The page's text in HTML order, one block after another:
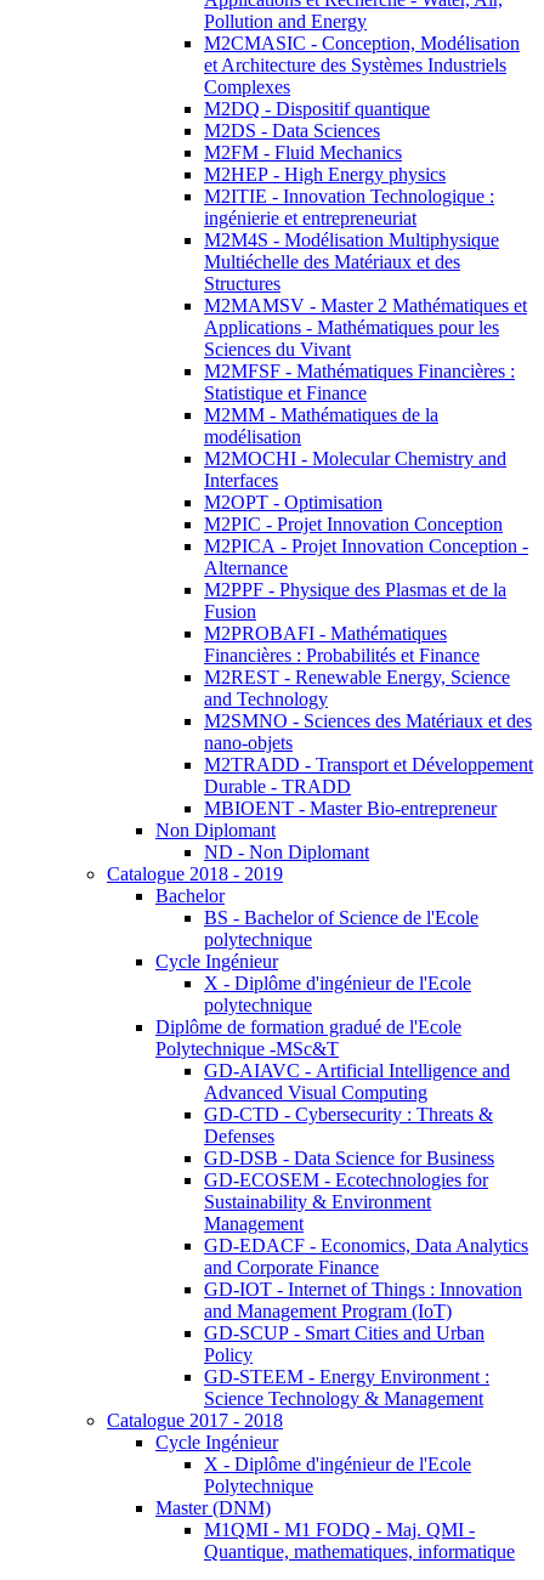
Pollution and Energy
M2CMASIC - Conception, Modélisation
et Architecture des Systèmes Industriels
Complexes
M2DQ - Dispositif quantique
M2DS - Data Sciences
M2FM - Fluid Mechanics
M2HEP - High Energy physics
M2ITIE - Innovation Technologique :
ingénierie et entrepreneuriat
M2M4S - Modélisation Multiphysique
Multiéchelle des Matériaux et des
Structures
M2MAMSV - Master 2 Mathématiques et
Applications - Mathématiques pour les
Sciences du Vivant
M2MFSF - Mathématiques Financières :
Statistique et Finance
M2MM - Mathématiques de la
modélisation
M2MOCHI - Molecular Chemistry and
Interfaces
M2OPT - Optimisation
M2PIC - Projet Innovation Conception
M2PICA - Projet Innovation Conception -
Alternance
M2PPF - Physique des Plasmas et de la
Fusion
M2PROBAFI - Mathématiques
Financières : Probabilités et Finance
M2REST - Renewable Energy, Science
and Technology
M2SMNO - Sciences des Matériaux et des
nano-objets
M2TRADD - Transport et Développement
Durable - TRADD
MBIOENT - Master Bio-entrepreneur
Non Diplomant
ND - Non Diplomant
Catalogue 2018 - 2019
Bachelor
BS - Bachelor of Science de l'Ecole
polytechnique
Cycle Ingénieur
X - Diplôme d'ingénieur de l'Ecole
polytechnique
Diplôme de formation gradué de l'Ecole
Polytechnique -MSc&T
GD-AIAVC - Artificial Intelligence and
Advanced Visual Computing
GD-CTD - Cybersecurity : Threats &
Defenses
GD-DSB - Data Science for Business
GD-ECOSEM - Ecotechnologies for
Sustainability & Environment
Management
GD-EDACF - Economics, Data Analytics
and Corporate Finance
GD-IOT - Internet of Things : Innovation
and Management Program (IoT)
GD-SCUP - Smart Cities and Urban
Policy
GD-STEEM - Energy Environment :
Science Technology & Management
Catalogue 2017 - 2018
Cycle Ingénieur
X - Diplôme d'ingénieur de l'Ecole
Polytechnique
Master (DNM)
M1QMI - M1 FODQ - Maj. QMI -
Quantique, mathematiques, informatique